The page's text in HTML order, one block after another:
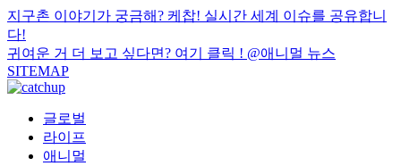
지구촌 이야기가 궁금해? 케찹! 실시간 세계 이슈를 공유합니
다!
귀여운 거 더 보고 싶다면? 여기 클릭 ! @애니멀 뉴스
SITEMAP
글로벌
라이프
애니멀